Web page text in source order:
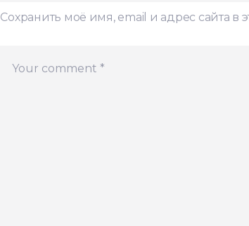
Сохранить моё имя, email и адрес сайта